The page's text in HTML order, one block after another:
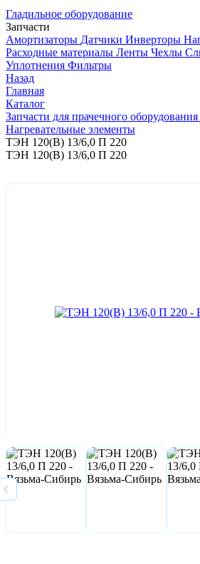
Гладильное оборудование
Запчасти
Амортизаторы Датчики Инверторы
Расходные материалы Ленты Чехлы
Уплотнения Фильтры
Назад
Главная
Каталог
Запчасти для прачечного
Нагревательные элементы
ТЭН 120(B) 13/6,0 П 220
ТЭН 120(B) 13/6,0 П 220